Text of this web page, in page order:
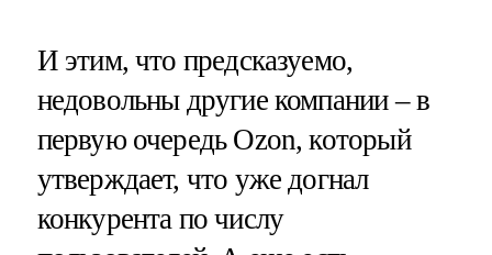
И этим, что предсказуемо,
недовольны другие компании – в
первую очередь Ozon, который
утверждает, что уже догнал
конкурента по числу